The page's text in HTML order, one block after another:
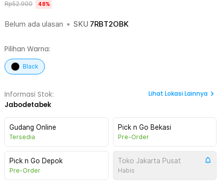
Belum ada ulasan • SKU 7RBT2OBK
Rp52.900 48%
Pilihan Warna:
Black
Informasi Stok:
Jabodetabek
Lihat Lokasi Lainnya
Gudang Online
Tersedia
Pick n Go Bekasi
Pre-Order
Pick n Go Depok
Pre-Order
Toko Jakarta Pusat
Habis